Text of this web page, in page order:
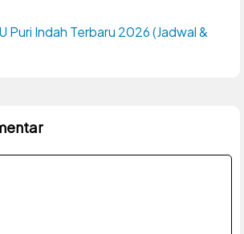
Puri Indah Terbaru 2026 (Jadwal &